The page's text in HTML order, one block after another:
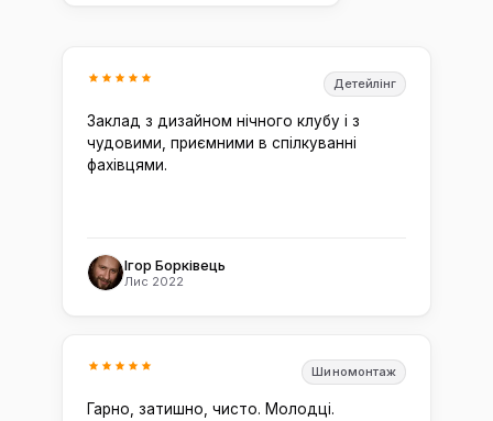
Детейлінг
Заклад з дизайном нічного клубу і з
чудовими, приємними в спілкуванні
фахівцями.
Ігор Борківець
Лис 2022
Шиномонтаж
Гарно, затишно, чисто. Молодці.